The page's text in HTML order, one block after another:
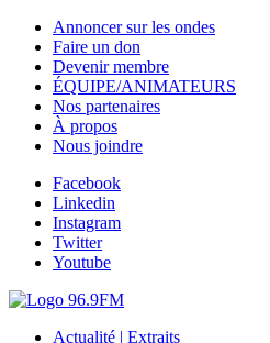
Annoncer sur les ondes
Faire un don
Devenir membre
ÉQUIPE/ANIMATEURS
Nos partenaires
À propos
Nous joindre
Facebook
Linkedin
Instagram
Twitter
Youtube
Actualité | Extraits